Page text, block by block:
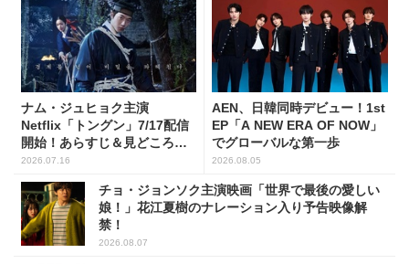
ナム・ジュヒョク主演
Netflix「トングン」7/17配信
開始！あらすじ＆見どころを
チェック
2026.07.16
AEN、日韓同時デビュー！1st
EP「A NEW ERA OF NOW」
でグローバルな第一歩
2026.08.05
チョ・ジョンソク主演映画「世界で最後の愛しい
娘！」花江夏樹のナレーション入り予告映像解
禁！
2026.08.07